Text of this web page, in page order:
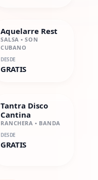
Aquelarre Rest
SALSA • SON
CUBANO
DESDE
GRATIS
Tantra Disco
Cantina
RANCHERA • BANDA
DESDE
GRATIS